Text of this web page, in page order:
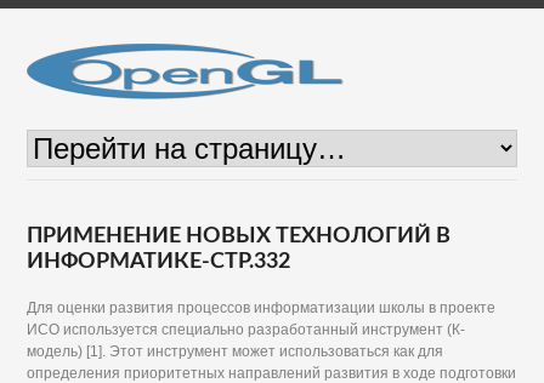
ПРИМЕНЕНИЕ НОВЫХ ТЕХНОЛОГИЙ В
ИНФОРМАТИКЕ-СТР.332
Для оценки развития процессов информатизации школы в проекте
ИСО используется специально разработанный инструмент (К-
модель) [1]. Этот инструмент может использоваться как для
определения приоритетных направлений развития в ходе подготовки